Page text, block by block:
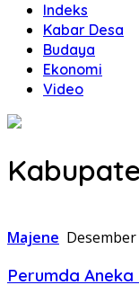
Indeks
Kabar Desa
Budaya
Ekonomi
Video
Majene
Perumda